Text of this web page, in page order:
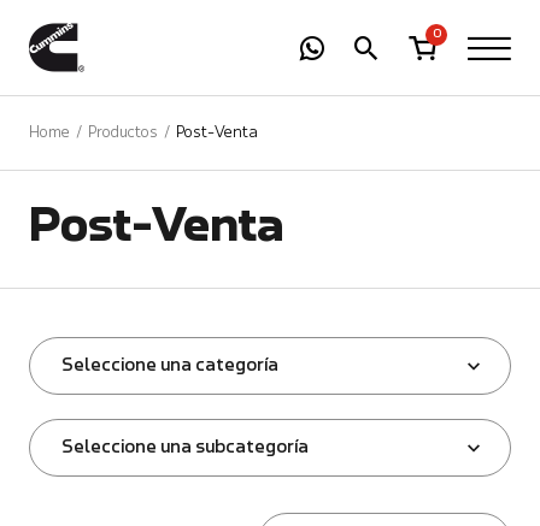
0
Home Productos Post-Venta
Post-Venta
Seleccione una categoría
Seleccione una subcategoría